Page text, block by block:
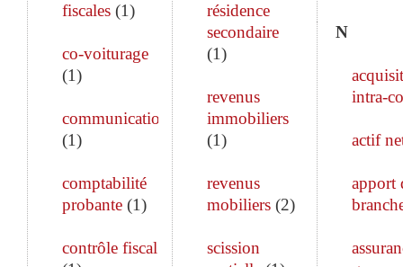
fiscales (1)
co-voiturage
(1)
communication
(1)
comptabilité
probante (1)
contrôle fiscal
résidence
secondaire
(1)
revenus
immobiliers
(1)
revenus
mobiliers(2)
scission
N
intra-
actif
apport